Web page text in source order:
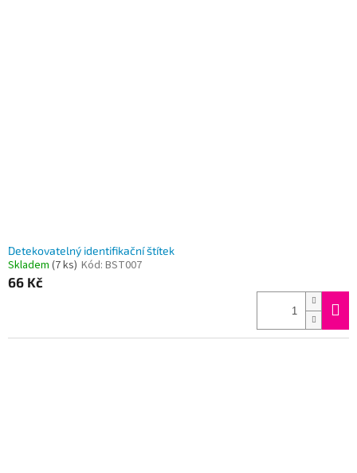
Detekovatelný identifikační štítek
Skladem (7 ks) Kód: BST007
66 Kč